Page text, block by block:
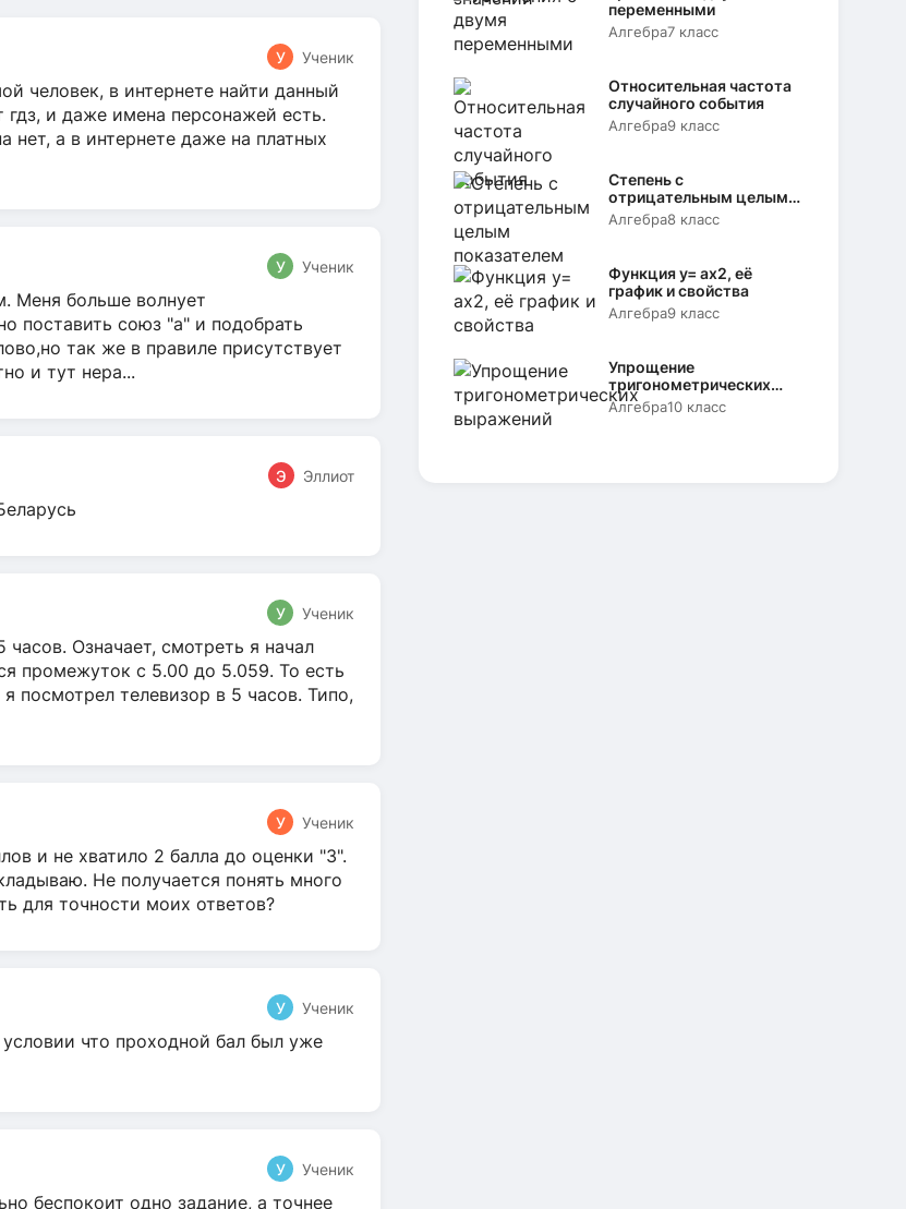
переменными
Алгебра7 класс
Относительная частота
случайного события
Алгебра9 класс
Степень с
отрицательным целым
показателем
Алгебра8 класс
Функция y= аx2, её
график и свойства
Алгебра9 класс
Упрощение
тригонометрических
выражений
Алгебра10 класс
У Ученик
человек, в интернете найти данный
гдз, и даже имена персонажей есть.
нет, а в интернете даже на платных
У Ученик
Меня больше волнует
поставить союз "а" и подобрать
так же в правиле присутствует
и тут нера...
Э Эллиот
У Ученик
Означает, смотреть я начал
промежуток с 5.00 до 5.059. То есть
посмотрел телевизор в 5 часов. Типо,
У Ученик
и не хватило 2 балла до оценки "3".
Не получается понять много
для точности моих ответов?
У Ученик
что проходной бал был уже
У Ученик
беспокоит одно задание, а точнее